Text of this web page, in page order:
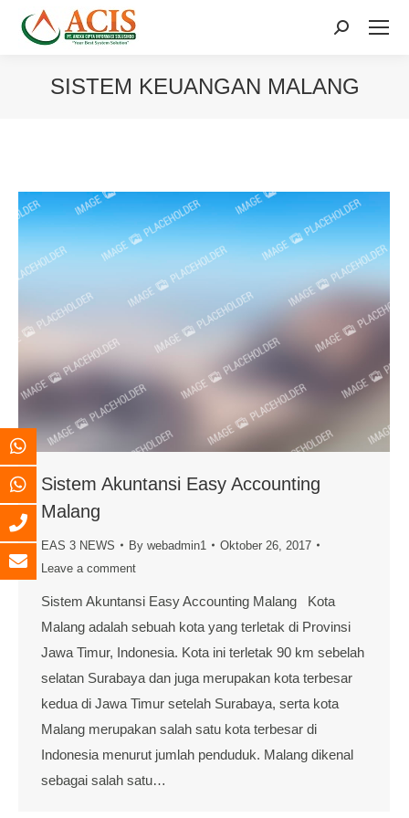
Search:
SISTEM KEUANGAN MALANG
Sistem Akuntansi Easy Accounting
Malang
EAS 3 NEWS By webadmin1
Oktober 26, 2017
Leave a comment
Sistem Akuntansi Easy Accounting Malang Kota
Malang adalah sebuah kota yang terletak di Provinsi
Jawa Timur, Indonesia. Kota ini terletak 90 km sebelah
selatan Surabaya dan juga merupakan kota terbesar
kedua di Jawa Timur setelah Surabaya, serta kota
Malang merupakan salah satu kota terbesar di
Indonesia menurut jumlah penduduk. Malang dikenal
sebagai salah satu…